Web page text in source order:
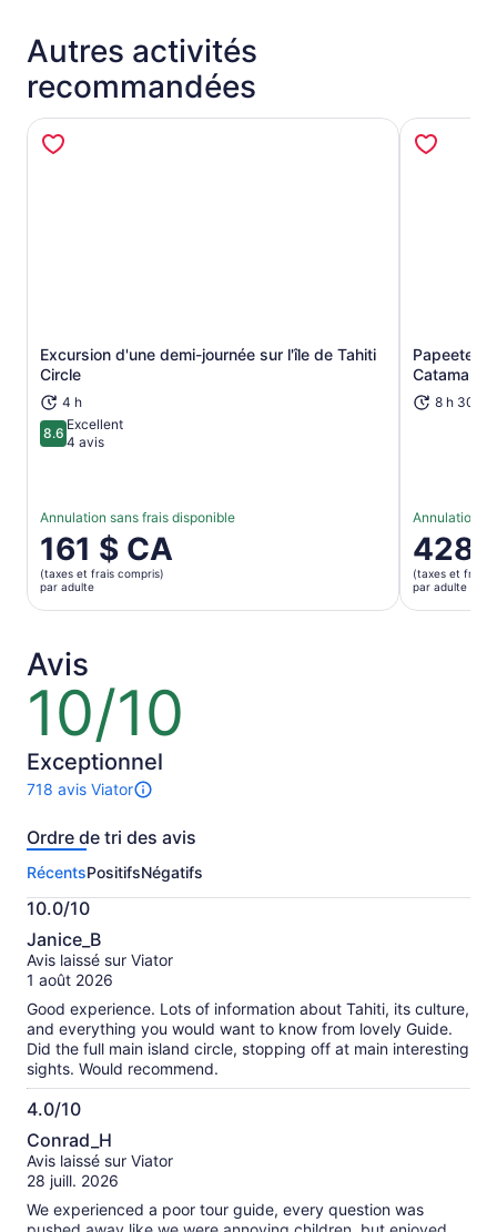
Autres activités
recommandées
Excursion d'une demi-journée sur l'île de Tahiti
Circle
4 h
8.68.6 sur 10
Excellent
4 avis
Annulation sans frais disponible
Le
prix
est
de 161 $ CA.
adulte
161 $ CA
(taxes et frais compris)
par adulte
S’ouvre dans un nouvel onglet
Papeete
Catamaran
8 h 30
Annulation
Le
prix
est
de 428 $
428
(taxes et frais
par adulte
Avis
10/10
10
10
Exceptionnel
718 avis Viator
Il
a
sur
cette
activité.
Plus
de
renseignements
les
avis
vérifiés
Ordre de tri des avis
RécentsPositifsNégatifs
10.0/10
10.0
sur
10
Janice_B
Avis laissé sur Viator
1 août 2026
Good experience. Lots of information about Tahiti, its culture,
and everything you would want to know from lovely Guide.
Did the full main island circle, stopping off at main interesting
sights. Would recommend.
4.0/10
4.0
sur
10
Conrad_H
Avis laissé sur Viator
28 juill. 2026
We experienced a poor tour guide, every question was